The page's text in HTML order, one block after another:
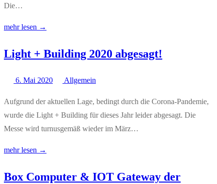
Die…
mehr lesen →
Light + Building 2020 abgesagt!
6. Mai 2020 Allgemein
Aufgrund der aktuellen Lage, bedingt durch die Corona-Pandemie,
wurde die Light + Building für dieses Jahr leider abgesagt. Die
Messe wird turnusgemäß wieder im März…
mehr lesen →
Box Computer & IOT Gateway der